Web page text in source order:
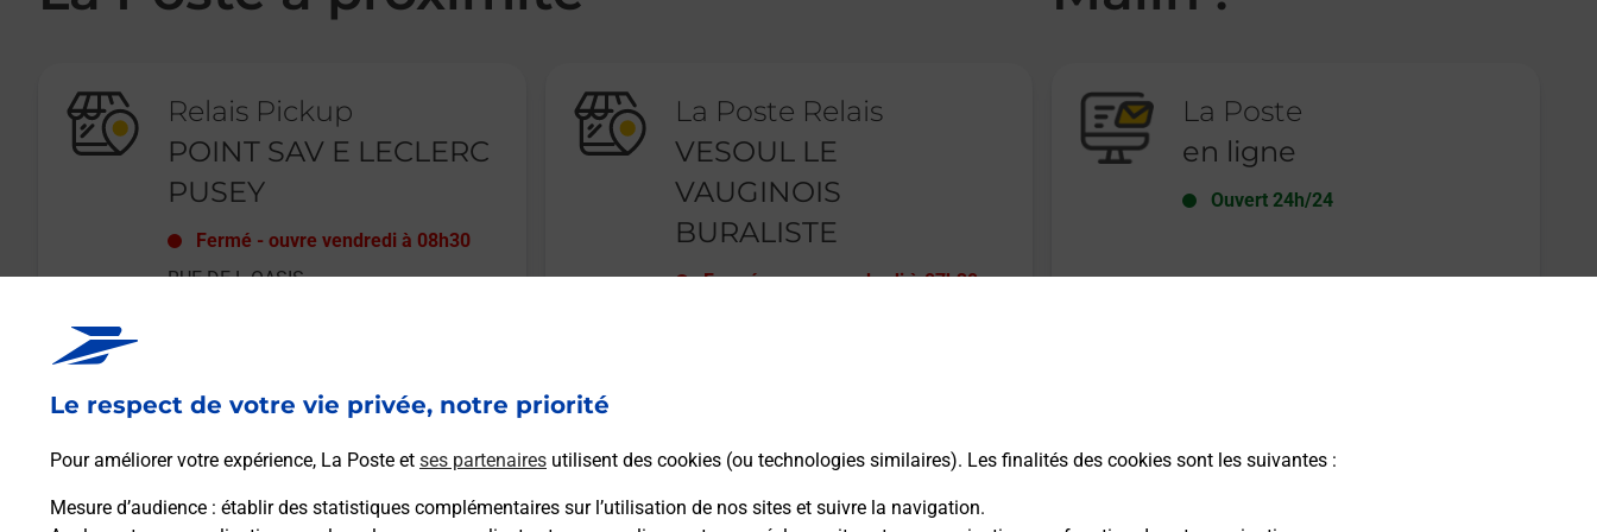
Le respect de votre vie privée, notre priorité
Pour améliorer votre expérience, La Poste et ses partenaires utilisent des cookies (ou technologies similaires). Les finalités des cookies sont les suivantes :
Mesure d’audience : établir des statistiques complémentaires sur l’utilisation de nos sites et suivre la navigation.
Relais Pickup
POINT SAV E LECLERC
PUSEY
Fermé -ouvre vendredi à 08h30
RUE DE L OASIS
En savoir plus
La Poste Relais
VESOUL LE
VAUGINOIS
BURALISTE
Fermé-ouvre vendredi à 07h30
La Poste
en ligne
Ouvert 24h/24